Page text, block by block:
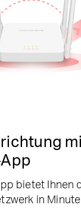
bietet Ihnen
in